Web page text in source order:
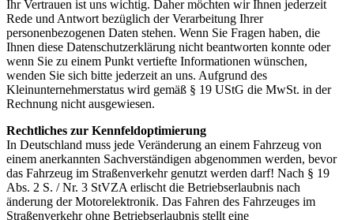
Ihr Vertrauen ist uns wichtig. Daher möchten wir Ihnen jederzeit
Rede und Antwort bezüglich der Verarbeitung Ihrer
personenbezogenen Daten stehen. Wenn Sie Fragen haben, die
Ihnen diese Datenschutzerklärung nicht beantworten konnte oder
wenn Sie zu einem Punkt vertiefte Informationen wünschen,
wenden Sie sich bitte jederzeit an uns. Aufgrund des
Kleinunternehmerstatus wird gemäß § 19 UStG die MwSt. in der
Rechnung nicht ausgewiesen.
Rechtliches zur Kennfeldoptimierung
In Deutschland muss jede Veränderung an einem Fahrzeug von
einem anerkannten Sachverständigen abgenommen werden, bevor
das Fahrzeug im Straßenverkehr genutzt werden darf! Nach § 19
Abs. 2 S. / Nr. 3 StVZA erlischt die Betriebserlaubnis nach
änderung der Motorelektronik. Das Fahren des Fahrzeuges im
Straßenverkehr ohne Betriebserlaubnis stellt eine